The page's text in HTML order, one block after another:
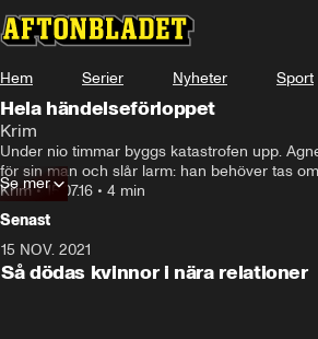
Hem Serier Nyheter Sport
Hela händelseförloppet
Krim
Under nio timmar byggs katastrofen upp.
för sin man och slår larm: han behöver tas
Men maken körs tillbaka hem i polisbil.
Varken polisen, läkaren eller socialtjänsten
om hjälp, avslöjar vår granskning av mordet i
Krim•15.07.16 • 4 min
Se mer
Senast
15 NOV. 2021
Så dödas kvinnor i nära relationer